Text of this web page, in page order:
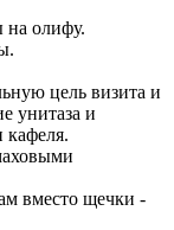
на олифу.
цель визита и
унитаза и
кафеля.
вместо щечки -